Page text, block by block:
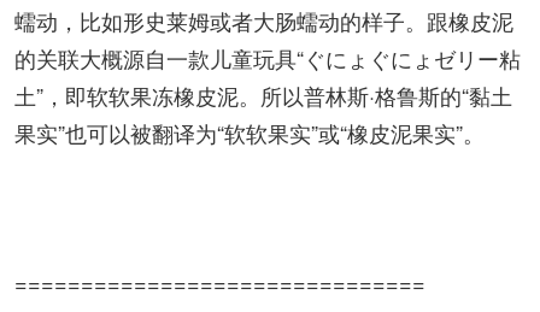
蠕动，比如形史莱姆或者大肠蠕动的样子。跟橡皮泥
的关联大概源自一款儿童玩具“ぐにょぐにょゼリー粘
土”，即软软果冻橡皮泥。所以普林斯·格鲁斯的“黏土
果实”也可以被翻译为“软软果实”或“橡皮泥果实”。
===============================